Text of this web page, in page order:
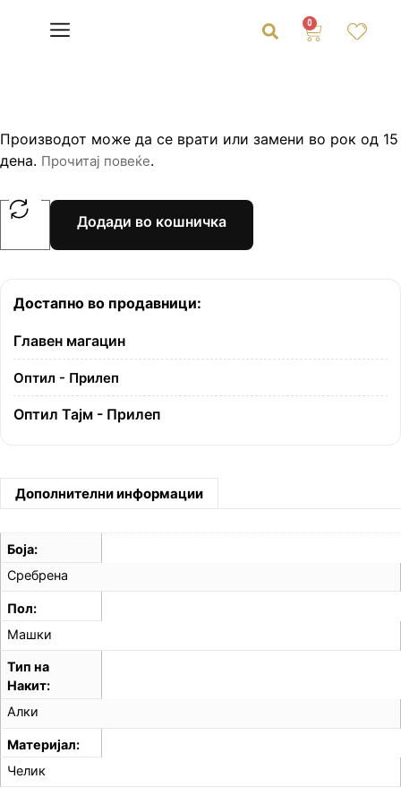
0
Додади во кошничка
Производот може да се врати или замени во рок од 15
дена. Прочитај повеќе.
Достапно во продавници:
Главен магацин
Оптил - Прилеп
Оптил Тајм - Прилеп
Дополнителни информации
Боја
Сребрена
Пол
Машки
Тип на
Накит
Алки
Материјал
Челик